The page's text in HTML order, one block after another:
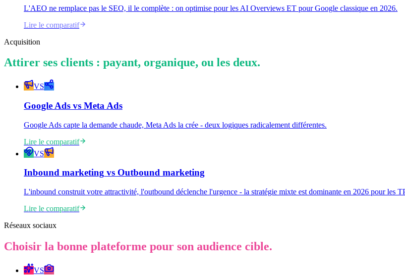
L'AEO ne remplace pas le SEO, il le complète : on optimise pour les AI Overviews ET pour Google classique en 2026.
Lire le comparatif
Acquisition
Attirer ses clients : payant, organique, ou les deux.
VS
Google Ads vs Meta Ads
Google Ads capte la demande chaude, Meta Ads la crée - deux logiques radicalement différentes.
Lire le comparatif
VS
Inbound marketing vs Outbound marketing
L'inbound construit votre attractivité, l'outbound déclenche l'urgence - la stratégie mixte est dominante en 2026 pour les
Lire le comparatif
Réseaux sociaux
Choisir la bonne plateforme pour son audience cible.
VS